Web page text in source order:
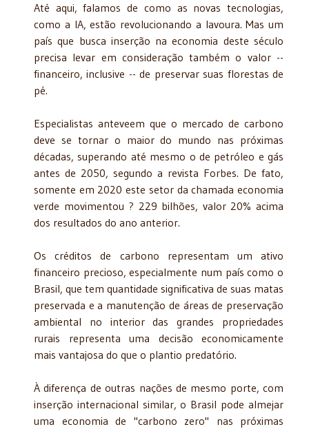
Até aqui, falamos de como as novas tecnologias,
como a IA, estão revolucionando a lavoura. Mas um
país que busca inserção na economia deste século
precisa levar em consideração também o valor --
financeiro, inclusive -- de preservar suas florestas de
pé.
Especialistas anteveem que o mercado de carbono
deve se tornar o maior do mundo nas próximas
décadas, superando até mesmo o de petróleo e gás
antes de 2050, segundo a revista Forbes. De fato,
somente em 2020 este setor da chamada economia
verde movimentou ? 229 bilhões, valor 20% acima
dos resultados do ano anterior.
Os créditos de carbono representam um ativo
financeiro precioso, especialmente num país como o
Brasil, que tem quantidade significativa de suas matas
preservada e a manutenção de áreas de preservação
ambiental no interior das grandes propriedades
rurais representa uma decisão economicamente
mais vantajosa do que o plantio predatório.
À diferença de outras nações de mesmo porte, com
inserção internacional similar, o Brasil pode almejar
uma economia de "carbono zero" nas próximas